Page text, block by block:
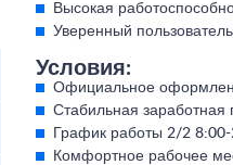
Высокая
Уверенный
Условия:
Официальное
Стабильная заработная
График работы 2/2
Комфортное рабочее